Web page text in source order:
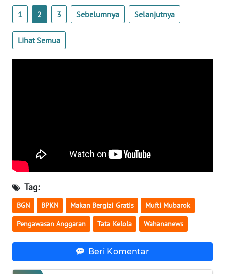
1 2 3 Sebelumnya Selanjutnya
Lihat Semua
Tag:
BGN BPKN Makan Bergizi Gratis Mufti Mubarok
Pengawasan Anggaran Tata Kelola Wahananews
Beri Komentar
BARAT
WN
RIAU
SULTRA
NTB
WN
SULTENG